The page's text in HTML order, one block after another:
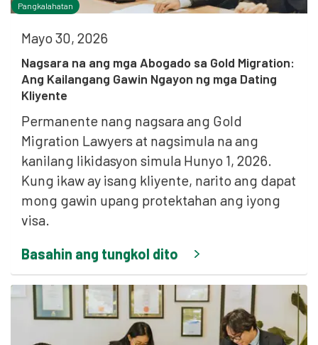
Pangkalahatan
Mayo 30, 2026
Nagsara na ang mga Abogado sa Gold Migration:
Ang Kailangang Gawin Ngayon ng mga Dating
Kliyente
Permanente nang nagsara ang Gold
Migration Lawyers at nagsimula na ang
kanilang likidasyon simula Hunyo 1, 2026.
Kung ikaw ay isang kliyente, narito ang dapat
mong gawin upang protektahan ang iyong
visa.
Basahin ang tungkol dito